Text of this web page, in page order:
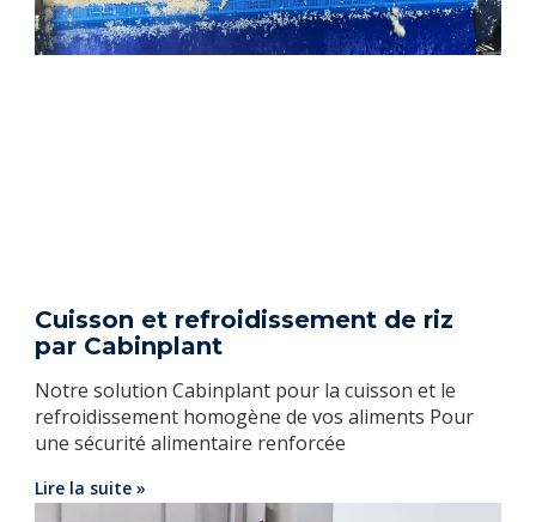
Cuisson et refroidissement de riz
par Cabinplant
Notre solution Cabinplant pour la cuisson et le
refroidissement homogène de vos aliments Pour
une sécurité alimentaire renforcée
Lire la suite »